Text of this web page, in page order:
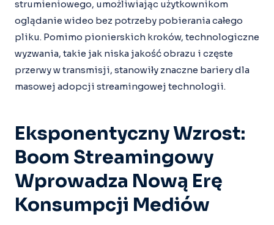
strumieniowego, umożliwiając użytkownikom
oglądanie wideo bez potrzeby pobierania całego
pliku. Pomimo pionierskich kroków, technologiczne
wyzwania, takie jak niska jakość obrazu i częste
przerwy w transmisji, stanowiły znaczne bariery dla
masowej adopcji streamingowej technologii.
Eksponentyczny Wzrost:
Boom Streamingowy
Wprowadza Nową Erę
Konsumpcji Mediów